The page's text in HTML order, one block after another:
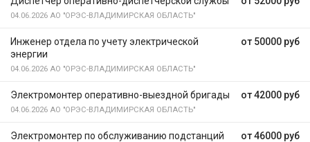
04.06.2026 АО "ОРЭС-ВЛАДИМИРСКАЯ ОБЛАСТЬ"
от 50000 руб
Инженер отдела по учету электрической
энергии
04.06.2026 АО "ОРЭС-ВЛАДИМИРСКАЯ ОБЛАСТЬ"
от 42000 руб
Электромонтер оперативно-выездной бригады
04.06.2026 АО "ОРЭС-ВЛАДИМИРСКАЯ ОБЛАСТЬ"
от 46000 руб
Электромонтер по обслуживанию подстанций